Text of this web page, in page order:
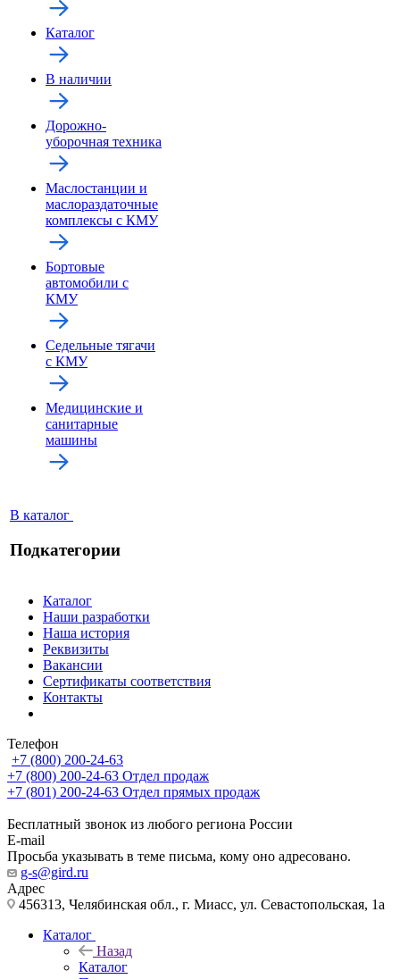
Каталог
В наличии
Дорожно-
уборочная техника
Маслостанции и
маслораздаточные
комплексы с КМУ
Бортовые
автомобили с
КМУ
Седельные тягачи
с КМУ
Медицинские и
санитарные
машины
В каталог
Подкатегории
Каталог
Наши разработки
Наша история
Реквизиты
Вакансии
Сертификаты соответствия
Контакты
Телефон
+7 (800) 200-24-63
+7 (800) 200-24-63 Отдел продаж
+7 (801) 200-24-63 Отдел прямых продаж
Бесплатный звонок из любого региона России
E-mail
Просьба указывать в теме письма, кому оно адресовано.
g-s@gird.ru
Адрес
456313, Челябинская обл., г. Миасс, ул. Севастопольская, 1а
Каталог
Назад
Каталог